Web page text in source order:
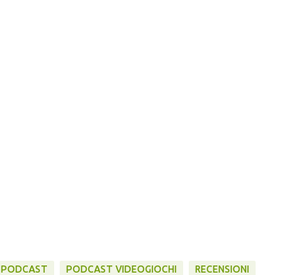
PODCAST PODCAST VIDEOGIOCHI RECENSIONI